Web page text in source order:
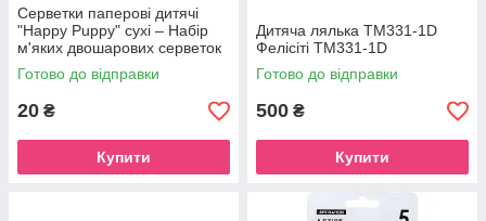
Серветки паперові дитячі
"Happy Puppy" сухі – Набір
м'яких двошарових серветок
у компактній упаковці 2 шт.
Готово до відправки
20 ₴
Купити
Дитяча лялька TM331-1D
Фелісіті ТМ331-1D
Готово до відправки
500 ₴
Купити